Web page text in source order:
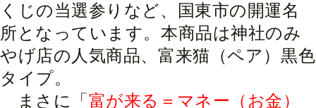
くじの当選参りなど、国東市の開運名
所となっています。本商品は神社のみ
やげ店の人気商品、富来猫（ペア）黒色
タイプ。
まさに「 富が来る＝マネー（お金）